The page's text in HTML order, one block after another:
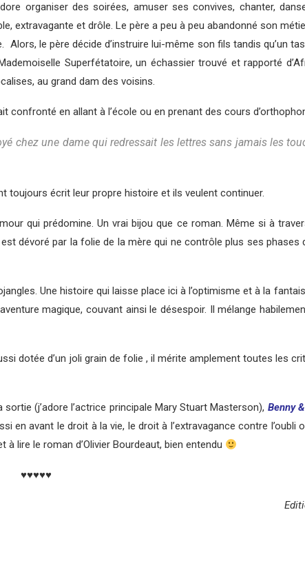
organiser des soirées, amuser ses convives, chanter,
extravagante et drôle. Le père a peu à peu abandonné son
Alors, le père décide d’instruire lui-même son fils tandis qu’un
Superfétatoire, un échassier trouvé et rapporté
au grand dam des voisins.
confronté en allant à l’école ou en prenant des cours
chez une dame qui redressait les lettres sans jamais les
toujours écrit leur propre histoire et ils veulent continuer.
qui prédomine. Un vrai bijou que ce roman. Même si à
dévoré par la folie de la mère qui ne contrôle plus ses phases
Une histoire qui laisse place ici à l’optimisme et à la
magique, couvant ainsi le désespoir. Il mélange
dotée d’un joli grain de folie , il mérite amplement toutes les
(j’adore l’actrice principale Mary Stuart Masterson), Benny
avant le droit à la vie, le droit à l’extravagance contre l’oubli
lire le roman d’Olivier Bourdeaut, bien entendu
♥♥♥♥♥